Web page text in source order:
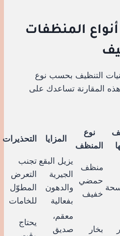
أنواع المنظفات
التنظيف بحسب نوع
المقارنة تساعدك على
نوع
المنظف
المزايا التحذيرات
منظف
حمضي
خفيف
يزيل البقع
الجيرية
والدهون
بفعالية
تجنب
التعرض
المطوّل
للخامات
بخار
معقم،
صديق
يحتاج